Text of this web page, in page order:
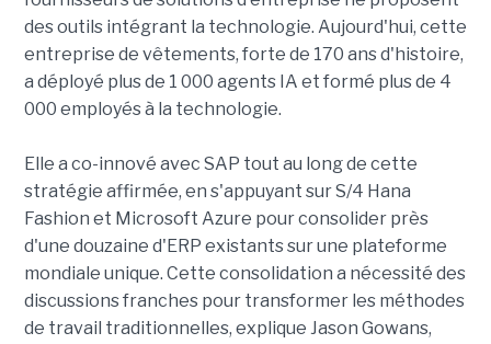
des outils intégrant la technologie. Aujourd'hui, cette
entreprise de vêtements, forte de 170 ans d'histoire,
a déployé plus de 1 000 agents IA et formé plus de 4
000 employés à la technologie.
Elle a co-innové avec SAP tout au long de cette
stratégie affirmée, en s'appuyant sur S/4 Hana
Fashion et Microsoft Azure pour consolider près
d'une douzaine d'ERP existants sur une plateforme
mondiale unique. Cette consolidation a nécessité des
discussions franches pour transformer les méthodes
de travail traditionnelles, explique Jason Gowans,